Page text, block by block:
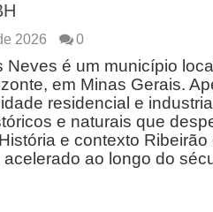
2026 0
Neves é um município
em Minas Gerais.
residencial e
e naturais que
e contexto
ao longo do